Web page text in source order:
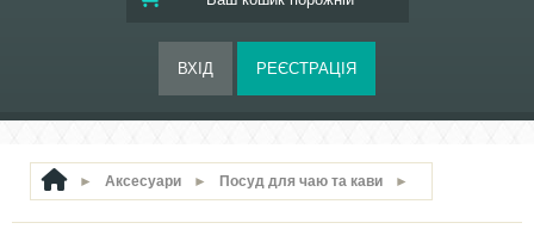
► Аксесуари ► Посуд для чаю та кави ►